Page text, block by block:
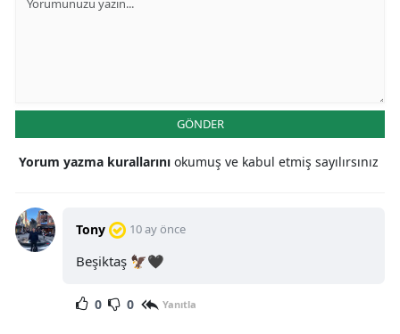
GÖNDER
Yorum yazma kurallarını okumuş ve kabul etmiş sayılırsınız
Tony 10 ay önce
Beşiktaş 🦅🖤
0 0 Yanıtla